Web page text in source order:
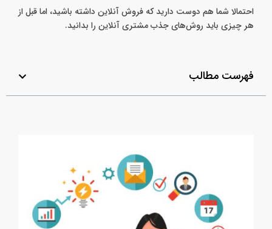
احتمالا شما هم دوست دارید که فروش آنلاین داشته باشید، اما قبل از
هر چیزی باید روش‌های جذب مشتری آنلاین را بدانید.
فهرست مطالب